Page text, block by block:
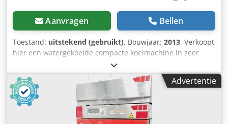
Aanvragen Bellen
Toestand: uitstekend (gebruikt), Bouwjaar: 2013, Verkoopt
hier een watergekoelde compacte koelmachine in zeer
goede staat. Machine heeft een interne open tank en een
koudwaterpomp. Machine is volledig functioneel. Laatste
onderhoud februari 2022. Dedpfx Aohr I S Eoipjck
Gegevensblad onder de foto's. Wij bieden ook graag de
installatie aan de machine aan.
Advertentie